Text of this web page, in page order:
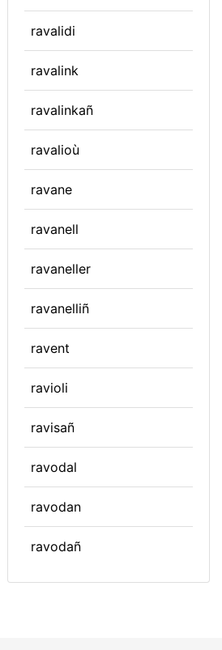
ravalidi
ravalink
ravalinkañ
ravalioù
ravane
ravanell
ravaneller
ravanelliñ
ravent
ravioli
ravisañ
ravodal
ravodan
ravodañ